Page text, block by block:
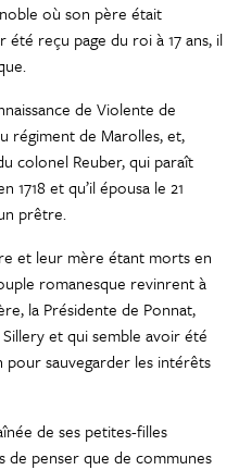
où son père était
reçu page du roi à 17 ans, il
de Violente de
régiment de Marolles, et,
colonel Reuber, qui paraît
et qu’il épousa le 21
prêtre.
et leur mère étant morts en
romanesque revinrent à
la Présidente de Ponnat,
et qui semble avoir été
sauvegarder les intérêts
de ses petites-filles
de penser que de communes